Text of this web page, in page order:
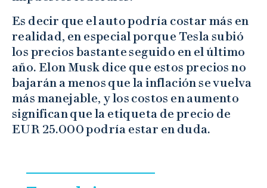
Es decir que el auto podría costar más en
realidad, en especial porque Tesla subió
los precios bastante seguido en el último
año. Elon Musk dice que estos precios no
bajarán a menos que la inflación se vuelva
más manejable, y los costos en aumento
significan que la etiqueta de precio de
EUR 25.000 podría estar en duda.